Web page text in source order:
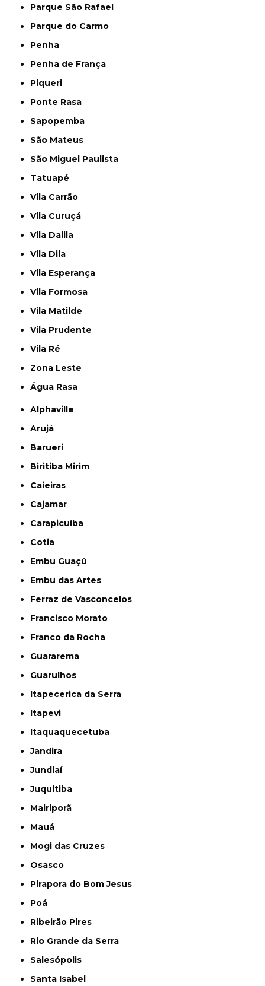
Parque São Rafael
Parque do Carmo
Penha
Penha de França
Piqueri
Ponte Rasa
Sapopemba
São Mateus
São Miguel Paulista
Tatuapé
Vila Carrão
Vila Curuçá
Vila Dalila
Vila Dila
Vila Esperança
Vila Formosa
Vila Matilde
Vila Prudente
Vila Ré
Zona Leste
Água Rasa
Alphaville
Arujá
Barueri
Biritiba Mirim
Caieiras
Cajamar
Carapicuíba
Cotia
Embu Guaçú
Embu das Artes
Ferraz de Vasconcelos
Francisco Morato
Franco da Rocha
Guararema
Guarulhos
Itapecerica da Serra
Itapevi
Itaquaquecetuba
Jandira
Jundiaí
Juquitiba
Mairiporã
Mauá
Mogi das Cruzes
Osasco
Pirapora do Bom Jesus
Poá
Ribeirão Pires
Rio Grande da Serra
Salesópolis
Santa Isabel